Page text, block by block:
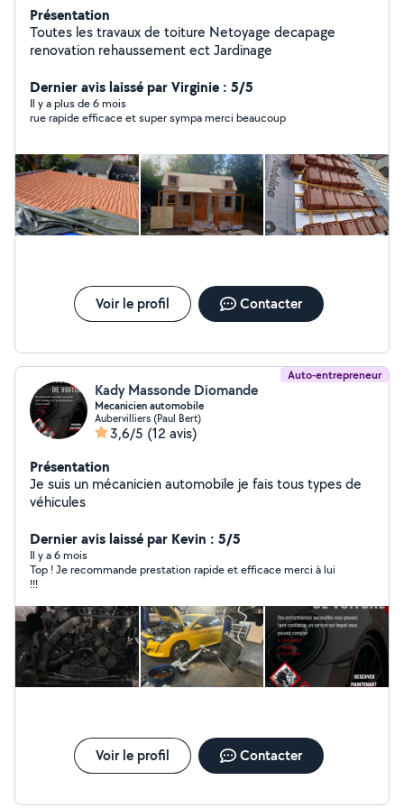
Présentation
Toutes les travaux de toiture Netoyage decapage
renovation rehaussement ect Jardinage
Dernier avis laissé par Virginie : 5/5
Il y a plus de 6 mois
rue rapide efficace et super sympa merci beaucoup
Voir le profil Contacter
Auto-entrepreneur
Kady Massonde Diomande
Mecanicien automobile
Aubervilliers (Paul Bert)
3,6/5 (12 avis)
Présentation
Je suis un mécanicien automobile je fais tous types de
véhicules
Dernier avis laissé par Kevin : 5/5
Il y a 6 mois
Top ! Je recommande prestation rapide et efficace merci à lui
!!!
Voir le profil Contacter